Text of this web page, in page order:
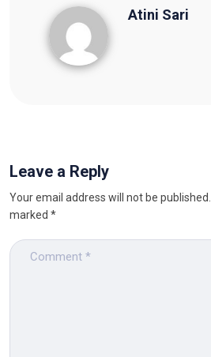
Atini Sari
Leave a Reply
Your email address will not be published.
marked *